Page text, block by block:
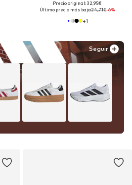
Seguir
Precio original: 32,95€
Último precio más bajo:24,71€-6%
+1